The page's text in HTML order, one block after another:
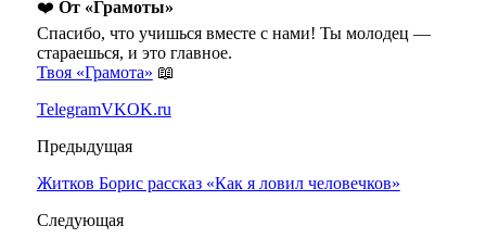
❤️ От «Грамоты»
Спасибо, что учишься вместе с нами! Ты молодец —
стараешься, и это главное.
Твоя «Грамота» 📖
TelegramVKOK.ru
Предыдущая
Житков Борис рассказ «Как я ловил человечков»
Следующая